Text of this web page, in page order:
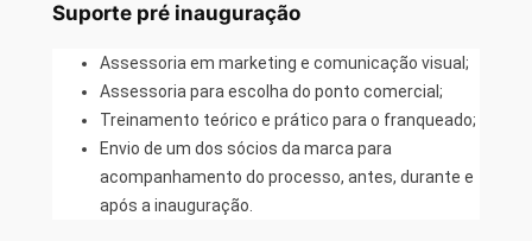
Suporte pré inauguração
Assessoria em marketing e comunicação visual;
Assessoria para escolha do ponto comercial;
Treinamento teórico e prático para o franqueado;
Envio de um dos sócios da marca para
acompanhamento do processo, antes, durante e
após a inauguração.